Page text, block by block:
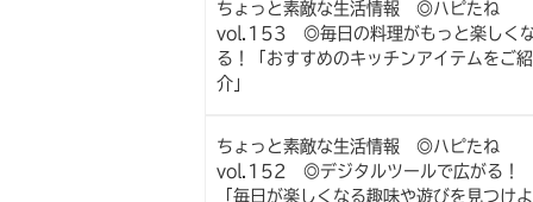
ちょっと素敵な生活情報 ◎ハピたね
vol.153 ◎毎日の料理がもっと楽しく
る！「おすすめのキッチンアイテムをご紹
介」
ちょっと素敵な生活情報 ◎ハピたね
vol.152 ◎デジタルツールで広がる！
「毎日が楽しくなる趣味や遊びを見つけよ